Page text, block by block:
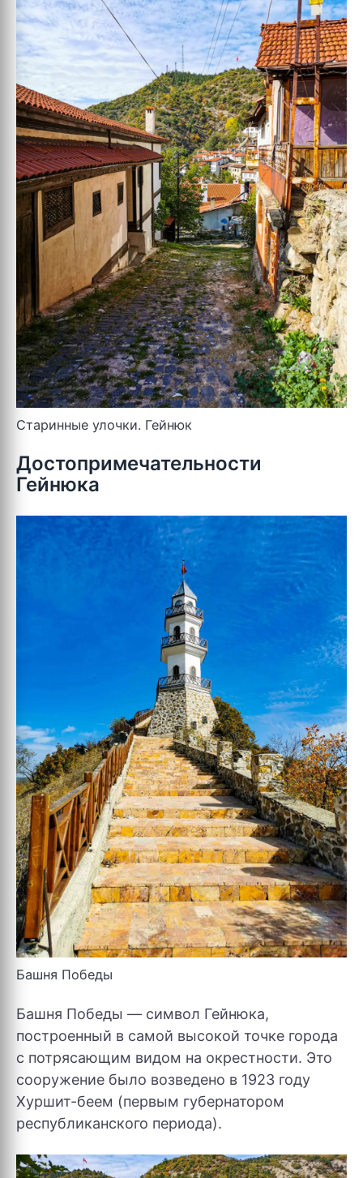
Старинные улочки. Гейнюк
Достопримечательности
Гейнюка
Башня Победы
Башня Победы — символ Гейнюка,
построенный в самой высокой точке города
с потрясающим видом на окрестности. Это
сооружение было возведено в 1923 году
Хуршит-беем (первым губернатором
республиканского периода).